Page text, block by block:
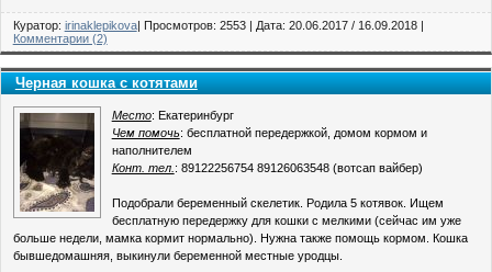
Куратор: irinaklepikova| Просмотров: 2553 | Дата: 20.06.2017 / 16.09.2018|
Комментарии (2)
Черная кошка с котятами
Место: Екатеринбург
Чем помочь: бесплатной передержкой, домом кормом и
наполнителем
Конт. тел. : 89122256754 89126063548 (вотсап вайбер)
Подобрали беременный скелетик. Родила 5 котявок. Ищем
бесплатную передержку для кошки с мелкими (сейчас им уже
больше недели, мамка кормит нормально). Нужна также помощь кормом. Кошка
бывшедомашняя, выкинули беременной местные уродцы.